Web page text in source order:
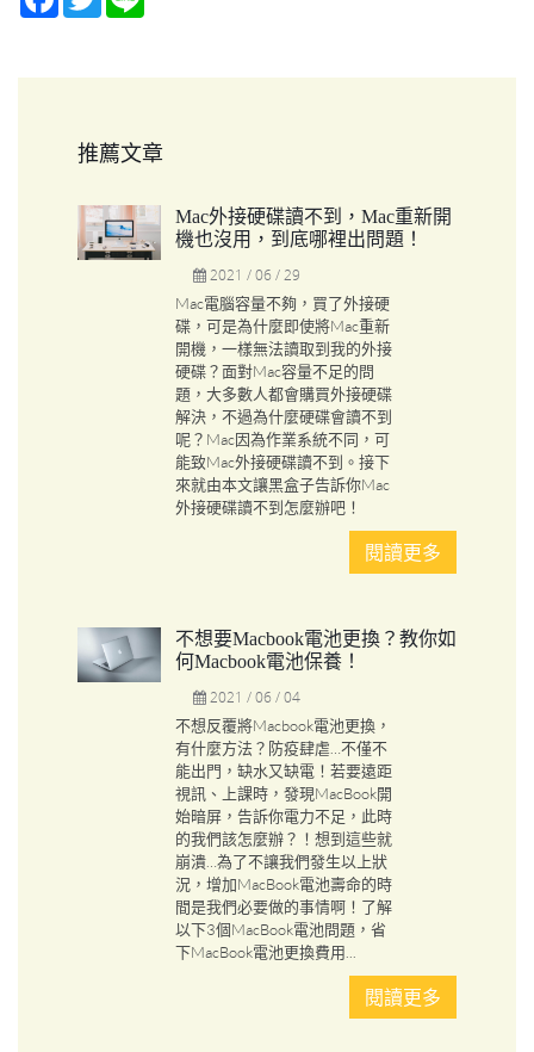
推薦文章
Mac外接硬碟讀不到，Mac重新開
機也沒用，到底哪裡出問題！
2021 / 06 / 29
Mac電腦容量不夠，買了外接硬
碟，可是為什麼即使將Mac重新
開機，一樣無法讀取到我的外接
硬碟？面對Mac容量不足的問
題，大多數人都會購買外接硬碟
解決，不過為什麼硬碟會讀不到
呢？Mac因為作業系統不同，可
能致Mac外接硬碟讀不到。接下
來就由本文讓黑盒子告訴你Mac
外接硬碟讀不到怎麼辦吧！
閱讀更多
不想要macbook電池更換？教你如
何macbook電池保養！
2021 / 06 / 04
不想反覆將Macbook電池更換，
有什麼方法？防疫肆虐…不僅不
能出門，缺水又缺電！若要遠距
視訊、上課時，發現MacBook開
始暗屏，告訴你電力不足，此時
的我們該怎麼辦？！想到這些就
崩潰…為了不讓我們發生以上狀
況，增加MacBook電池壽命的時
間是我們必要做的事情啊！了解
以下3個MacBook電池問題，省
下MacBook電池更換費用...
閱讀更多